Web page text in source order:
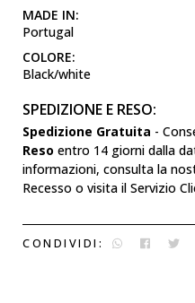
MADE IN:
Portugal
COLORE:
Black/white
SPEDIZIONE E RESO:
Spedizione Gratuita -
Reso entro 14 giorni dalla
informazioni, consulta la
Recesso o visita il Servizio
CONDIVIDI: